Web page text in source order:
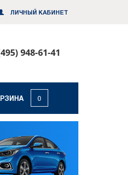
0
ЛИЧНЫЙ КАБИНЕТ
948-61-41